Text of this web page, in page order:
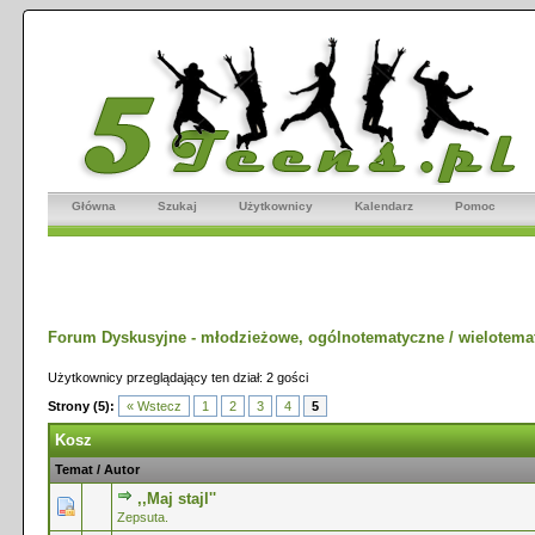
Główna Szukaj Użytkownicy Kalendarz Pomoc
Forum Dyskusyjne - młodzieżowe, ogólnotematyczne /
Użytkownicy przeglądający ten dział: 2 gości
Strony (5):
« Wstecz 1 2 3 4 5
Kosz
Temat / Autor
,,Maj stajl''
Zepsuta.
0 głosów - średnia ocena: 0 na 5 gwiazdek